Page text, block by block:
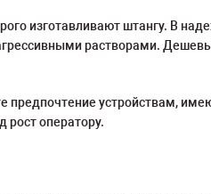
изготавливают штангу. В
растворами.
предпочтение устройствам,
рост оператору.